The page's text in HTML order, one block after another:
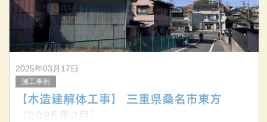
2025年03月17日
施工事例
【木造建解体工事】 三重県桑名市東方
（2025年2月）